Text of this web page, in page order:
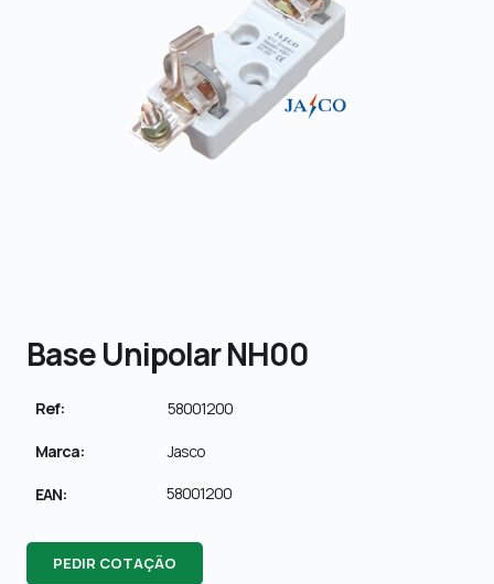
Base Unipolar NH00
Ref: 58001200
Marca: Jasco
EAN: 58001200
PEDIR COTAÇÃO